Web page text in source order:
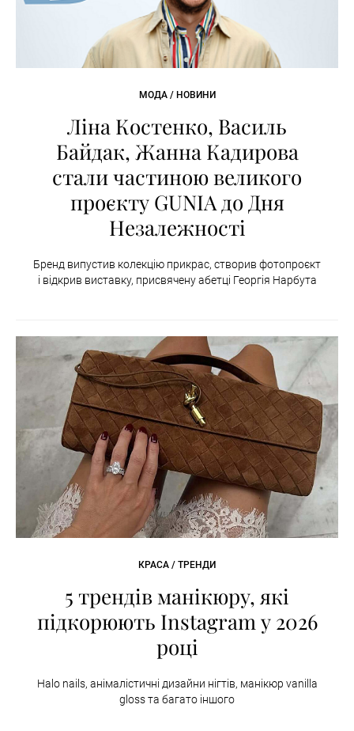
МОДА / НОВИНИ
Ліна Костенко, Василь
Байдак, Жанна Кадирова
стали частиною великого
проєкту GUNIA до Дня
Незалежності
Бренд випустив колекцію прикрас, створив фотопроєкт
і відкрив виставку, присвячену абетці Георгія Нарбута
КРАСА / ТРЕНДИ
5 трендів манікюру, які
підкорюють Instagram у 2026
році
Halo nails, анімалістичні дизайни нігтів, манікюр vanilla
gloss та багато іншого